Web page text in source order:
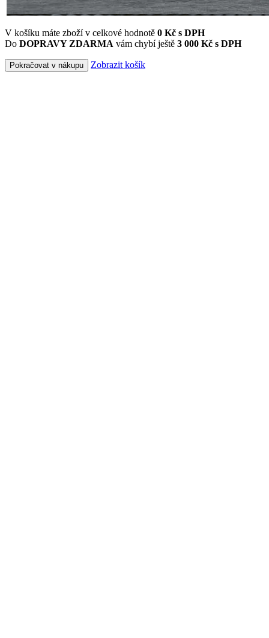
V košíku máte zboží v celkové hodnotě 0 Kč s DPH
Do DOPRAVY ZDARMA vám chybí ještě 3 000 Kč s DPH
Pokračovat v nákupu Zobrazit košík